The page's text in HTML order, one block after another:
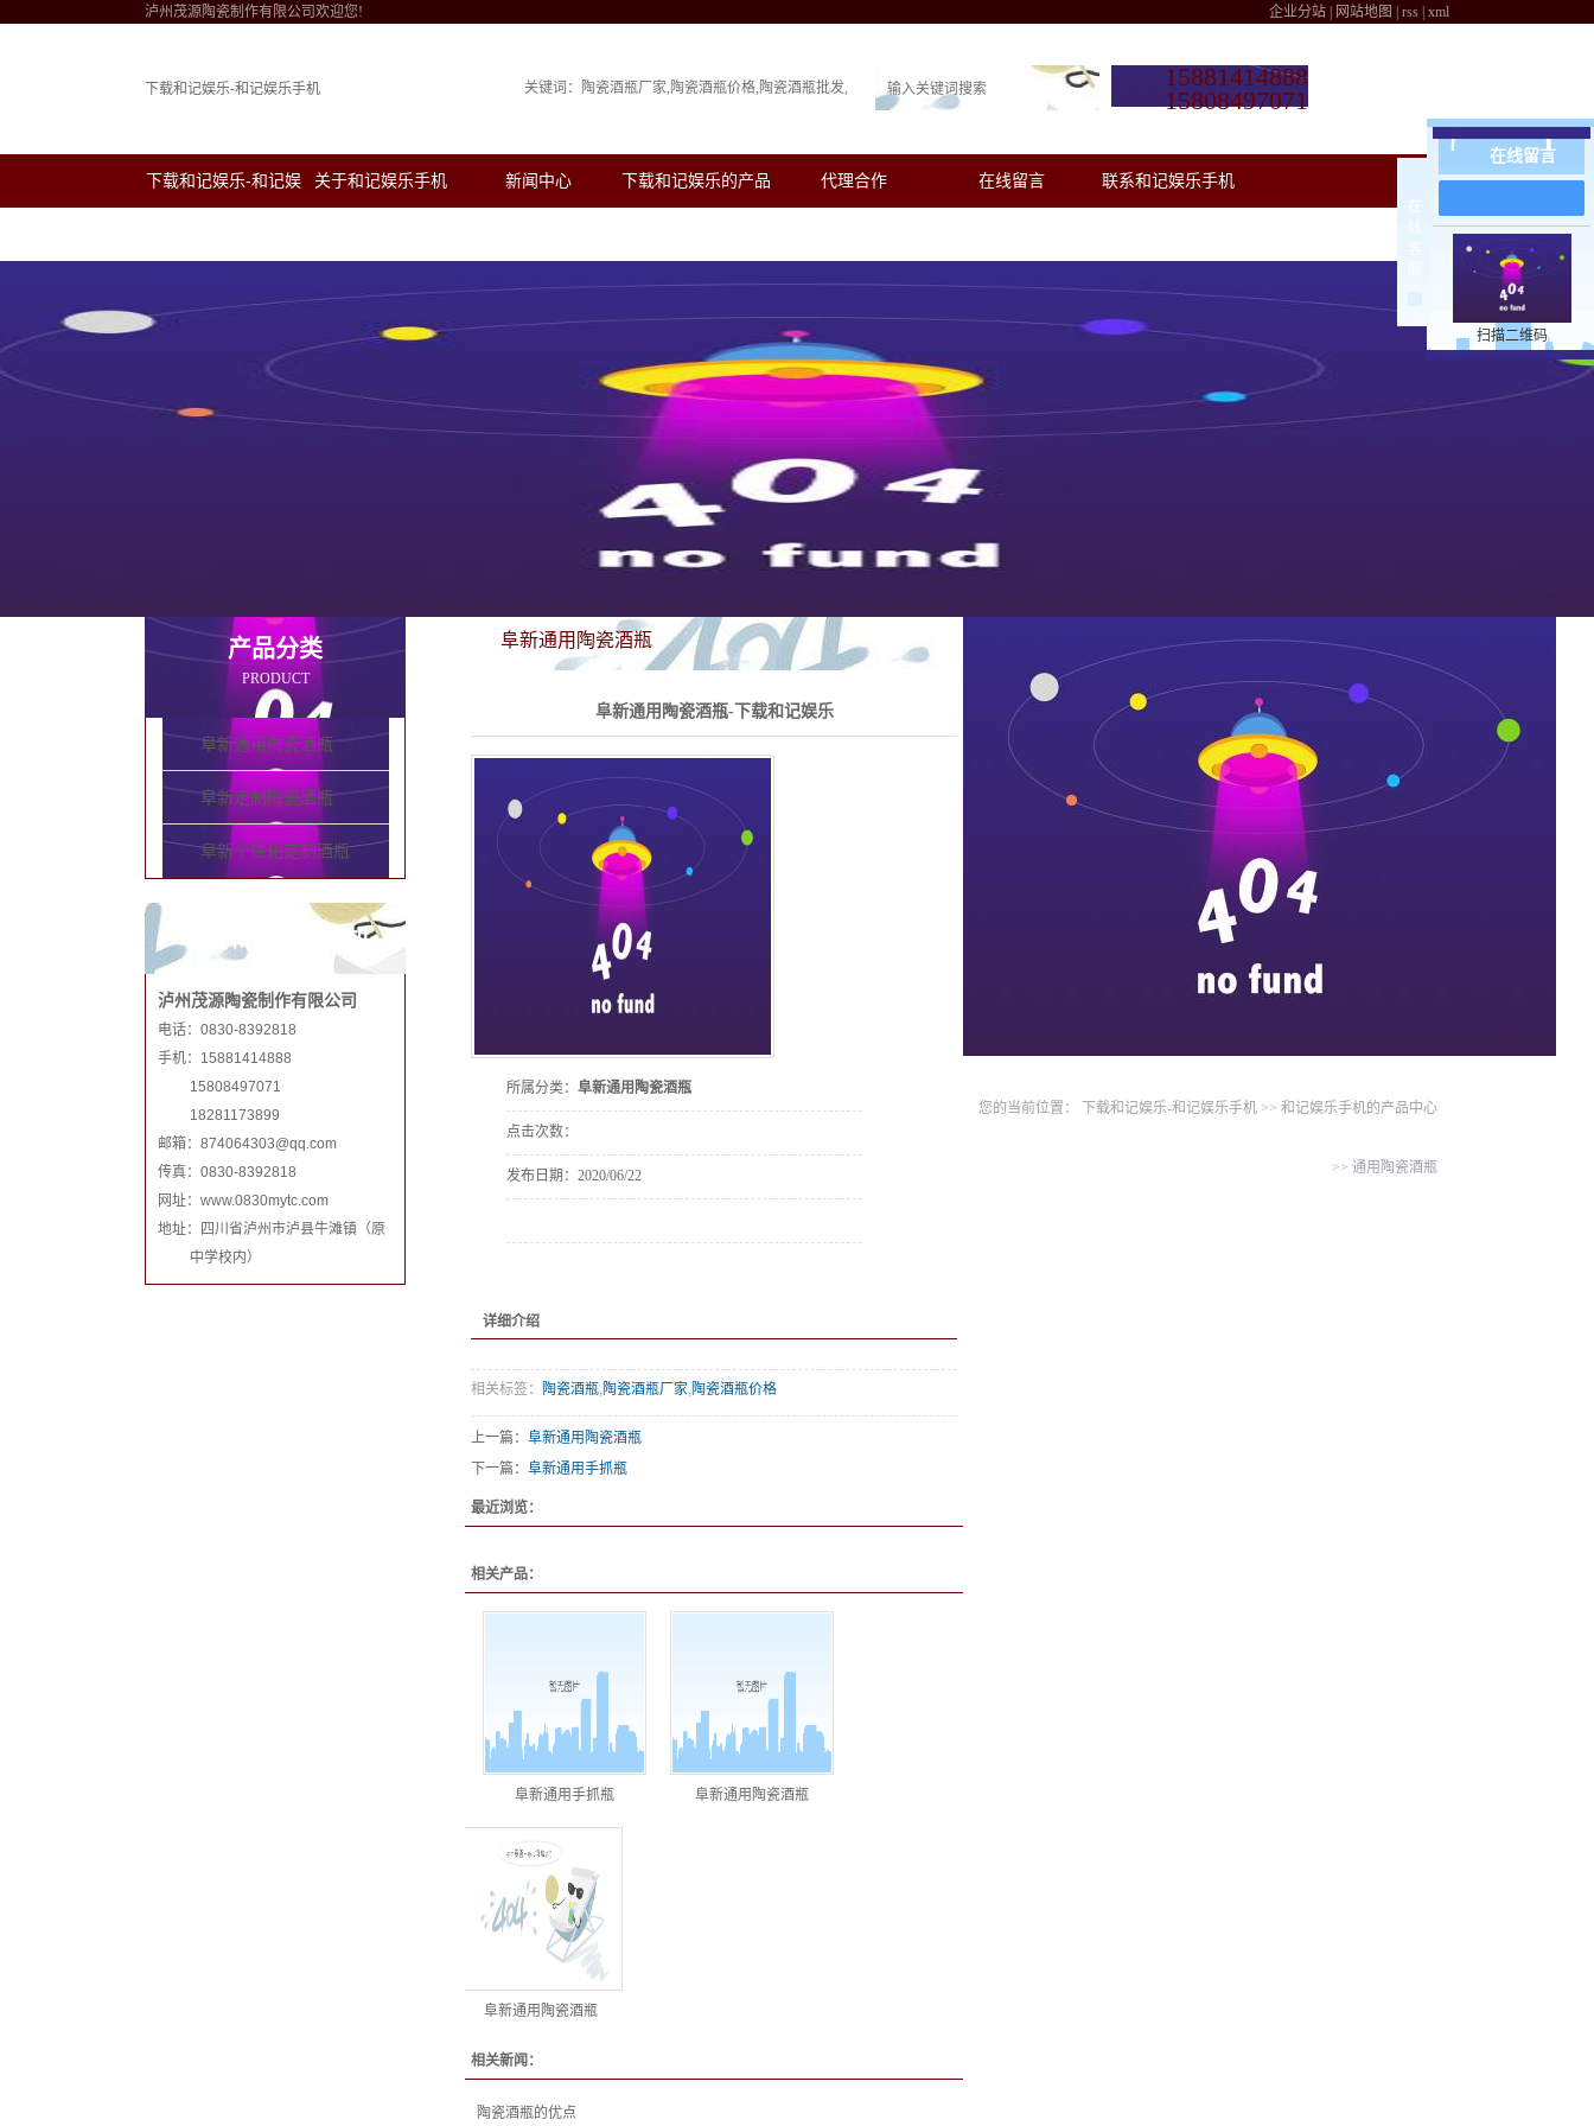
泸州茂源陶瓷制作有限公司欢迎您! 企业分站 网站地图 rss xml
下载和记娱乐-和记娱乐手机 关键词： 陶瓷酒瓶厂家 陶瓷酒瓶价格 陶瓷酒瓶批发
15881414888
15808497071
下载和记娱乐-和记娱 关于和记娱乐手机 新闻中心 下载和记娱乐的产品 代理合作 在线留言 联系和记娱乐手机
产品分类
PRODUCT
阜新通用陶瓷酒瓶
阜新定制陶瓷酒瓶
阜新个性化定制酒瓶
联系和记娱乐手机
泸州茂源陶瓷制作有限公司
电话：0830-8392818
手机：15881414888
15808497071
18281173899
邮箱： 874064303@qq.com
传真：0830-8392818
网址：www.0830mytc.com
地址：四川省泸州市泸县牛滩镇（原
中学校内）
阜新通用陶瓷酒瓶
您的当前位置： 下载和记娱乐-和记娱乐手机 >> 和记娱乐手机的产品中心
>> 通用陶瓷酒瓶
阜新通用陶瓷酒瓶-下载和记娱乐
所属分类： 阜新通用陶瓷酒瓶
点击次数：
发布日期： 2020/06/22
详细介绍
相关标签： 陶瓷酒瓶,陶瓷酒瓶厂家,陶瓷酒瓶价格
上一篇： 阜新通用陶瓷酒瓶
下一篇： 阜新通用手抓瓶
最近浏览：
相关产品：
阜新通用手抓瓶 阜新通用陶瓷酒瓶
阜新通用陶瓷酒瓶
相关新闻：
陶瓷酒瓶的优点
在
在线留言
扫描二维码